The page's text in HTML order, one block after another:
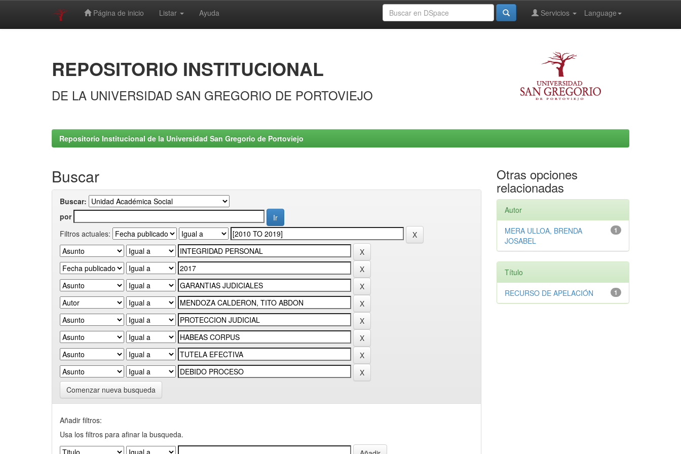
Página de inicio Listar Ayuda Language
Servicios
REPOSITORIO INSTITUCIONAL
DE LA UNIVERSIDAD SAN GREGORIO DE PORTOVIEJO
Repositorio Institucional de la Universidad San Gregorio de Portoviejo
Buscar
Buscar:
por
Filtros actuales:
Comenzar nueva busqueda
Añadir filtros:
Usa los filtros para afinar la busqueda.
Otras opciones
relacionadas
Autor
1
MERA ULLOA, BRENDA
JOSABEL
Título
1
RECURSO DE APELACIÓN